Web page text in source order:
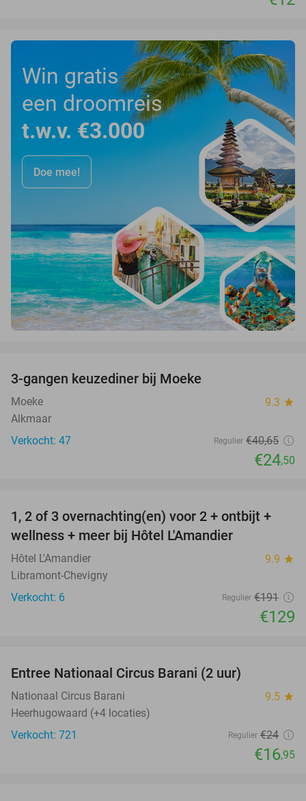
Win gratis
een droomreis
t.w.v. €3.000
Doe mee!
3-gangen keuzediner bij Moeke
Moeke 9.3 star
Alkmaar
Verkocht: 47
Regulier €40,65
€24,50
32%
TODAY
1, 2 of 3 overnachting(en) voor 2 + ontbijt +
wellness + meer bij Hôtel L'Amandier
Hôtel L'Amandier 9.9 star
Libramont-Chevigny
Verkocht: 6
Regulier €191
€129
Entree Nationaal Circus Barani (2 uur)
Nationaal Circus Barani 9.5 star
Heerhugowaard (+4 locaties)
Verkocht: 721
Regulier €24
€16,95